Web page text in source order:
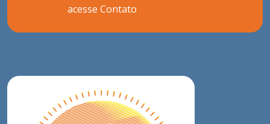
acesse Contato